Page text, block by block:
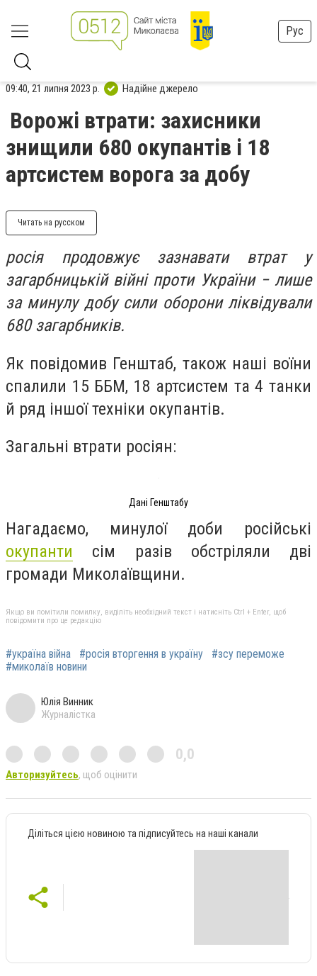
Рус
09:40, 21 липня 2023 р. Надійне джерело
Ворожі втрати: захисники
знищили 680 окупантів і 18
артсистем ворога за добу
Читать на русском
росія продовжує зазнавати втрат у
загарбницькій війні проти України − лише
за минулу добу сили оборони ліквідували
680 загарбників.
Як повідомив Генштаб, також наші воїни
спалили 15 ББМ, 18 артсистем та 4 танки
й ряд іншої техніки окупантів.
Загальні втрати росіян:
Дані Генштабу
Нагадаємо, минулої доби російські
окупанти сім разів обстріляли дві
громади Миколаївщини.
Якщо ви помітили помилку, виділіть необхідний текст і натисніть Ctrl + Enter, щоб
повідомити про це редакцію
#україна війна #росія вторгення в україну
#зсу переможе
#миколаїв новини
Юлія Винник
Журналістка
0,0
Авторизуйтесь, щоб оцінити
Діліться цією новиною та підписуйтесь на наші канали